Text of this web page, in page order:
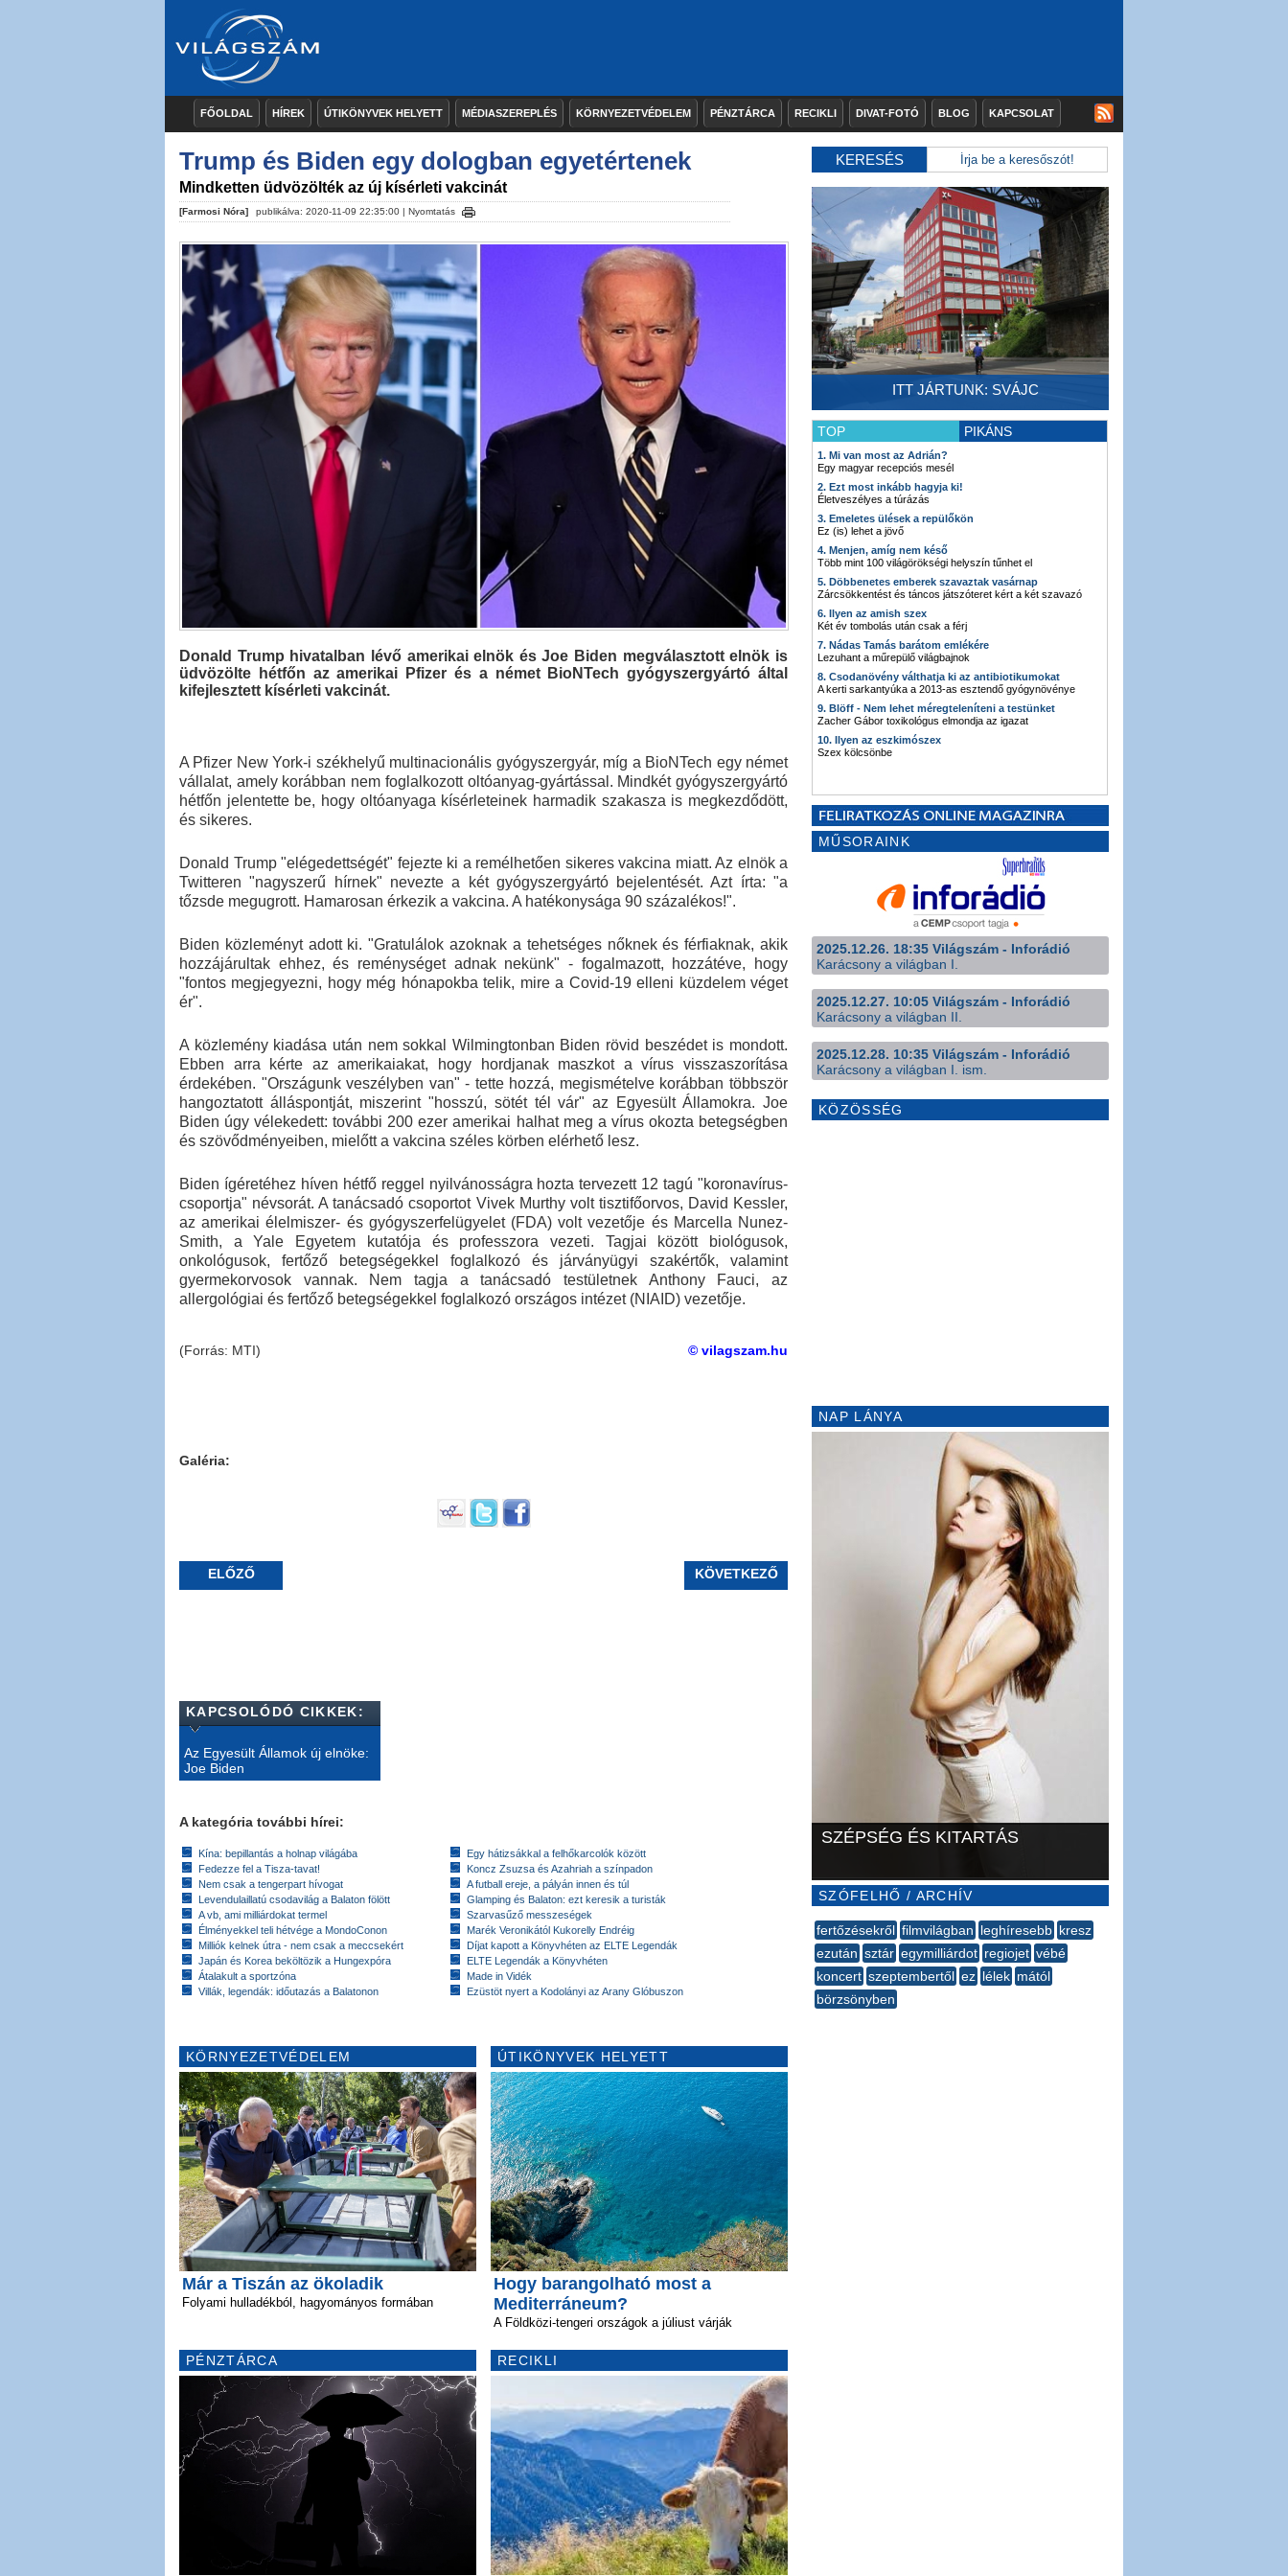
FŐOLDAL HÍREK ÚTIKÖNYVEK HELYETT MÉDIASZEREPLÉS KÖRNYEZETVÉDELEM PÉNZTÁRCA RECIKLI DIVAT-FOTÓ BLOG KAPCSOLAT
Trump és Biden egy dologban egyetértenek
Mindketten üdvözölték az új kísérleti vakcinát
[Farmosi Nóra] publikálva: 2020-11-09 22:35:00 | Nyomtatás
Donald Trump hivatalban lévő amerikai elnök és Joe Biden megválasztott elnök is
üdvözölte hétfőn az amerikai Pfizer és a német BioNTech gyógyszergyártó által
kifejlesztett kísérleti vakcinát.
A Pfizer New York-i székhelyű multinacionális gyógyszergyár, míg a BioNTech egy német
vállalat, amely korábban nem foglalkozott oltóanyag-gyártással. Mindkét gyógyszergyártó
hétfőn jelentette be, hogy oltóanyaga kísérleteinek harmadik szakasza is megkezdődött,
és sikeres.
Donald Trump "elégedettségét" fejezte ki a remélhetően sikeres vakcina miatt. Az elnök a
Twitteren "nagyszerű hírnek" nevezte a két gyógyszergyártó bejelentését. Azt írta: "a
tőzsde megugrott. Hamarosan érkezik a vakcina. A hatékonysága 90 százalékos!".
Biden közleményt adott ki. "Gratulálok azoknak a tehetséges nőknek és férfiaknak, akik
hozzájárultak ehhez, és reménységet adnak nekünk" - fogalmazott, hozzátéve, hogy
"fontos megjegyezni, hogy még hónapokba telik, mire a Covid-19 elleni küzdelem véget
ér".
A közlemény kiadása után nem sokkal Wilmingtonban Biden rövid beszédet is mondott.
Ebben arra kérte az amerikaiakat, hogy hordjanak maszkot a vírus visszaszorítása
érdekében. "Országunk veszélyben van" - tette hozzá, megismételve korábban többször
hangoztatott álláspontját, miszerint "hosszú, sötét tél vár" az Egyesült Államokra. Joe
Biden úgy vélekedett: további 200 ezer amerikai halhat meg a vírus okozta betegségben
és szövődményeiben, mielőtt a vakcina széles körben elérhető lesz.
Biden ígéretéhez híven hétfő reggel nyilvánosságra hozta tervezett 12 tagú "koronavírus-
csoportja" névsorát. A tanácsadó csoportot Vivek Murthy volt tisztifőorvos, David Kessler,
az amerikai élelmiszer- és gyógyszerfelügyelet (FDA) volt vezetője és Marcella Nunez-
Smith, a Yale Egyetem kutatója és professzora vezeti. Tagjai között biológusok,
onkológusok, fertőző betegségekkel foglalkozó és járványügyi szakértők, valamint
gyermekorvosok vannak. Nem tagja a tanácsadó testületnek Anthony Fauci, az
allergológiai és fertőző betegségekkel foglalkozó országos intézet (NIAID) vezetője.
© vilagszam.hu
(Forrás: MTI)
Galéria:
ELŐZŐ KÖVETKEZŐ
KAPCSOLÓDÓ CIKKEK:
Az Egyesült Államok új elnöke:
Joe Biden
A kategória további hírei:
Kína: bepillantás a holnap világába
Fedezze fel a Tisza-tavat!
Nem csak a tengerpart hívogat
Levendulaillatú csodavilág a Balaton fölött
A vb, ami milliárdokat termel
Élményekkel teli hétvége a MondoConon
Milliók kelnek útra - nem csak a meccsekért
Japán és Korea beköltözik a Hungexpóra
Átalakult a sportzóna
Villák, legendák: időutazás a Balatonon
Egy hátizsákkal a felhőkarcolók között
Koncz Zsuzsa és Azahriah a színpadon
A futball ereje, a pályán innen és túl
Glamping és Balaton: ezt keresik a turisták
Szarvasűző messzeségek
Marék Veronikától Kukorelly Endréig
Díjat kapott a Könyvhéten az ELTE Legendák
ELTE Legendák a Könyvhéten
Made in Vidék
Ezüstöt nyert a Kodolányi az Arany Glóbuszon
KÖRNYEZETVÉDELEM
Már a Tiszán az ökoladik
Folyami hulladékból, hagyományos formában
PÉNZTÁRCA
ÚTIKÖNYVEK HELYETT
Hogy barangolható most a
Mediterráneum?
A Földközi-tengeri országok a júliust várják
RECIKLI
KERESÉS
ITT JÁRTUNK: SVÁJC
TOP PIKÁNS
1. Mi van most az Adrián?
Egy magyar recepciós mesél
2. Ezt most inkább hagyja ki!
Életveszélyes a túrázás
3. Emeletes ülések a repülőkön
Ez (is) lehet a jövő
4. Menjen, amíg nem késő
Több mint 100 világörökségi helyszín tűnhet el
5. Döbbenetes emberek szavaztak vasárnap
Zárcsökkentést és táncos játszóteret kért a két szavazó
6. Ilyen az amish szex
Két év tombolás után csak a férj
7. Nádas Tamás barátom emlékére
Lezuhant a műrepülő világbajnok
8. Csodanövény válthatja ki az antibiotikumokat
A kerti sarkantyúka a 2013-as esztendő gyógynövénye
9. Blöff - Nem lehet méregteleníteni a testünket
Zacher Gábor toxikológus elmondja az igazat
10. Ilyen az eszkimószex
Szex kölcsönbe
MŰSORAINK
2025.12.26. 18:35 Világszám - Inforádió
Karácsony a világban I.
2025.12.27. 10:05 Világszám - Inforádió
Karácsony a világban II.
2025.12.28. 10:35 Világszám - Inforádió
Karácsony a világban I. ism.
KÖZÖSSÉG
NAP LÁNYA
SZÉPSÉG ÉS KITARTÁS
SZÓFELHŐ / ARCHÍV
fertőzésekről filmvilágban leghíresebb kresz
ezután sztár egymilliárdot regiojet vébé
koncert szeptembertől ez lélek mától
börzsönyben